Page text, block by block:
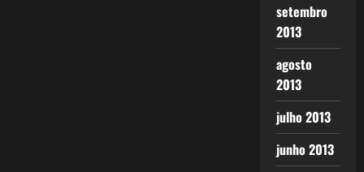
setembro
2013
agosto
2013
julho 2013
junho 2013